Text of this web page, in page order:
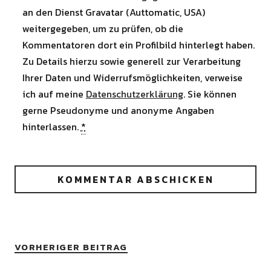
an den Dienst Gravatar (Auttomatic, USA)
weitergegeben, um zu prüfen, ob die
Kommentatoren dort ein Profilbild hinterlegt haben.
Zu Details hierzu sowie generell zur Verarbeitung
Ihrer Daten und Widerrufsmöglichkeiten, verweise
ich auf meine Datenschutzerklärung. Sie können
gerne Pseudonyme und anonyme Angaben
hinterlassen.*
VORHERIGER BEITRAG